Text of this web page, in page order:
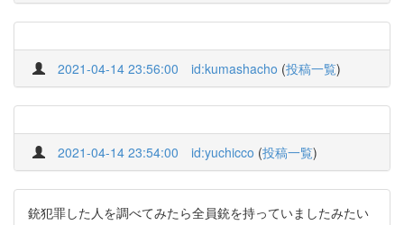
2021-04-14 23:56:00 id:kumashacho (投稿一覧)
2021-04-14 23:54:00 id:yuchicco (投稿一覧)
銃犯罪した人を調べてみたら全員銃を持っていましたみたい